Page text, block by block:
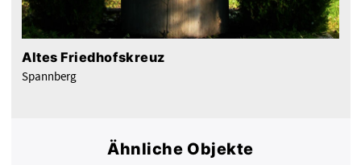
Altes Friedhofskreuz
Spannberg
Ähnliche Objekte